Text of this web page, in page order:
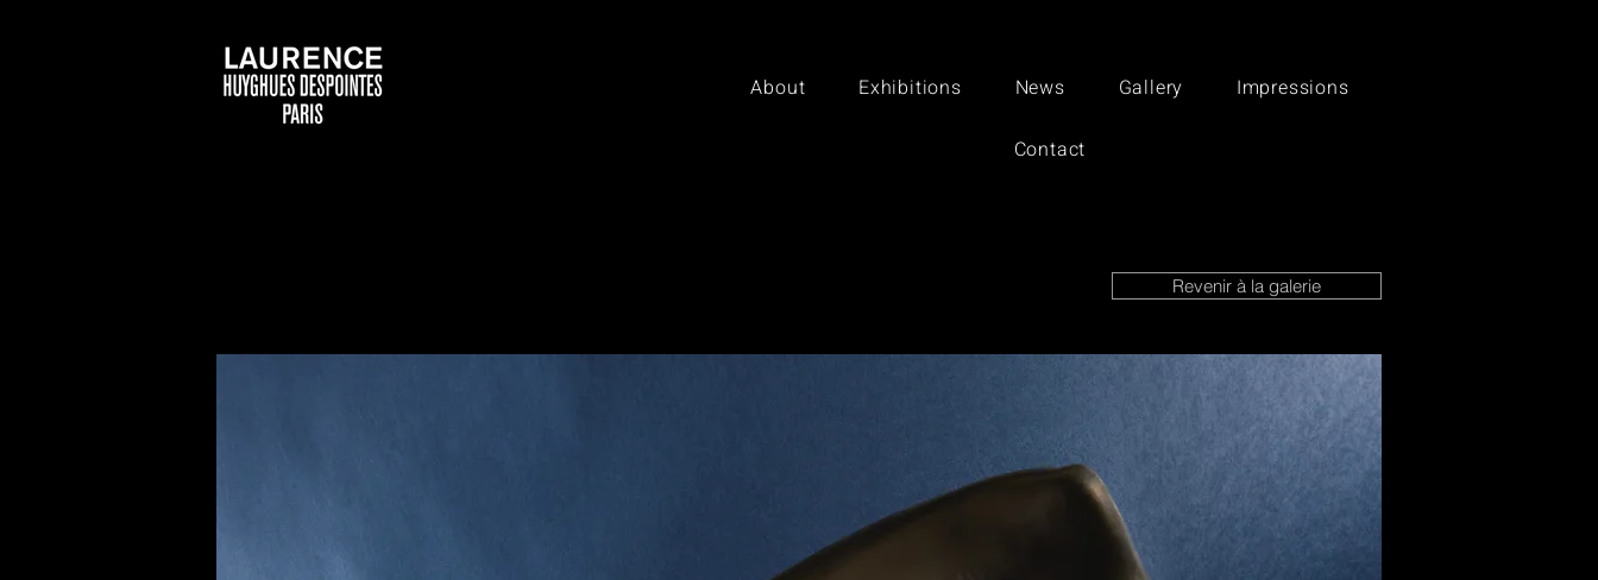
About Exhibitions News Gallery Impressions
Contact
Revenir à la galerie